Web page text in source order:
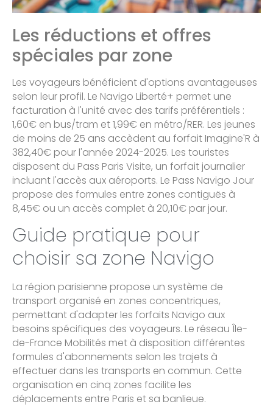
Les réductions et offres
spéciales par zone
Les voyageurs bénéficient d'options avantageuses
selon leur profil. Le Navigo Liberté+ permet une
facturation à l'unité avec des tarifs préférentiels :
1,60€ en bus/tram et 1,99€ en métro/RER. Les jeunes
de moins de 25 ans accèdent au forfait Imagine'R à
382,40€ pour l'année 2024-2025. Les touristes
disposent du Pass Paris Visite, un forfait journalier
incluant l'accès aux aéroports. Le Pass Navigo Jour
propose des formules entre zones contiguës à
8,45€ ou un accès complet à 20,10€ par jour.
Guide pratique pour
choisir sa zone Navigo
La région parisienne propose un système de
transport organisé en zones concentriques,
permettant d'adapter les forfaits Navigo aux
besoins spécifiques des voyageurs. Le réseau Île-
de-France Mobilités met à disposition différentes
formules d'abonnements selon les trajets à
effectuer dans les transports en commun. Cette
organisation en cinq zones facilite les
déplacements entre Paris et sa banlieue.